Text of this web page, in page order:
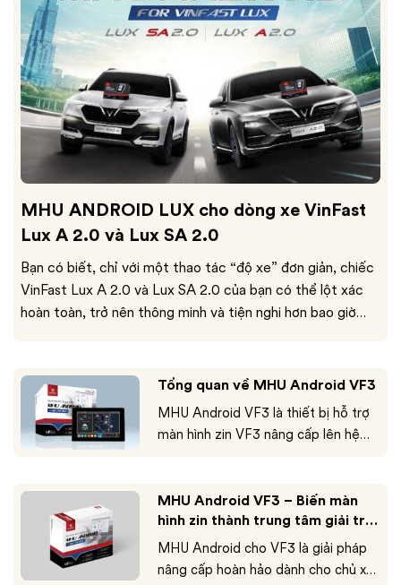
MHU ANDROID LUX cho dòng xe VinFast
Lux A 2.0 và Lux SA 2.0
Bạn có biết, chỉ với một thao tác “độ xe” đơn giản, chiếc
VinFast Lux A 2.0 và Lux SA 2.0 của bạn có thể lột xác
hoàn toàn, trở nên thông minh và tiện nghi hơn bao giờ
Tổng quan về MHU Android VF3
MHU Android VF3 là thiết bị hỗ trợ
màn hình zin VF3 nâng cấp lên hệ
VinFast. Nó không chỉ mang đến
nhiều cải tiến đáng kể về hiệu năng,
giao diện người dùng và khả năng
kết nối thông minh. MHU Android
MHU Android VF3 – Biến màn
hình zin thành trung tâm giải trí
hiện đại
MHU Android cho VF3 là giải pháp
nâng cấp hoàn hảo dành cho chủ xe